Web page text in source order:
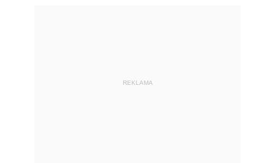
REKLAMA